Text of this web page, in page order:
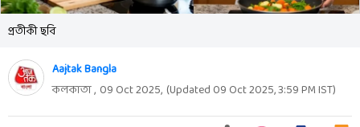
প্রতীকী ছবি
Aajtak Bangla
কলকাতা , 09 Oct 2025, (Updated 09 Oct 2025, 3:59 PMIST)